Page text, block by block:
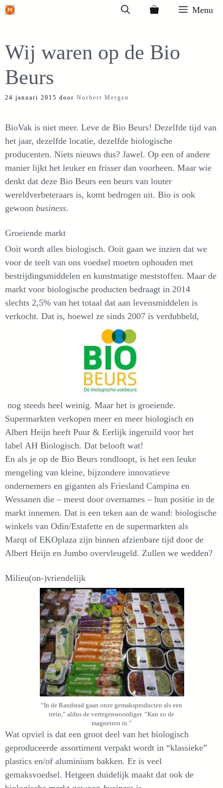
Ga
inhoud
Menu
Wij waren op de Bio
Beurs
24 januari 2015 door Norbert Mergen
BioVak is niet meer. Leve de Bio Beurs! Dezelfde tijd van
het jaar, dezelfde locatie, dezelfde biologische
producenten. Niets nieuws dus? Jawel. Op een of andere
manier lijkt het leuker en frisser dan voorheen. Maar wie
denkt dat deze Bio Beurs een beurs van louter
wereldverbeteraars is, komt bedrogen uit. Bio is ook
gewoon business.
Groeiende markt
Ooit wordt alles biologisch. Ooit gaan we inzien dat we
voor de teelt van ons voedsel moeten ophouden met
bestrijdingsmiddelen en kunstmatige meststoffen. Maar de
markt voor biologische producten bedraagt in 2014
slechts 2,5% van het totaal dat aan levensmiddelen is
verkocht. Dat is, hoewel ze sinds 2007 is verdubbeld,
nog steeds heel weinig. Maar het is groeiende.
Supermarkten verkopen meer en meer biologisch en
Albert Heijn heeft Puur & Eerlijk ingeruild voor het
label AH Biologisch. Dat belooft wat!
En als je op de Bio Beurs rondloopt, is het een leuke
mengeling van kleine, bijzondere innovatieve
ondernemers en giganten als Friesland Campina en
Wessanen die – meest door overnames – hun positie in de
markt innemen. Dat is een teken aan de wand: biologische
winkels van Odin/Estafette en de supermarkten als
Marqt of EKOplaza zijn binnen afzienbare tijd door de
Albert Heijn en Jumbo overvleugeld. Zullen we wedden?
Milieu(on-)vriendelijk
“In de Randstad gaan onze gemaksproducten als een
trein,” aldus de vertegenwoordiger. “Kan zo de
magnetron in.”
Wat opviel is dat een groot deel van het biologisch
geproduceerde assortiment verpakt wordt in “klassieke”
plastics en/of aluminium bakken. Er is veel
gemaksvoedsel. Hetgeen duidelijk maakt dat ook de